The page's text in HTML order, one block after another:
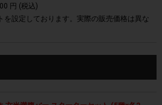
円 (税込)
を設定しております。実際の販売価格は異な